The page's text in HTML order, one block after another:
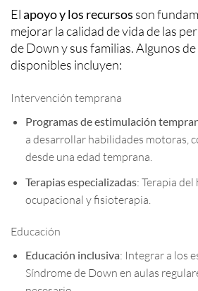
Elapoyo y los recursos son
mejorar la calidad de vida de las
de Down y sus familias. Algunos
disponibles incluyen:
Intervención temprana
Programas de estimulación
a desarrollar habilidades motoras,
desde una edad temprana.
Terapias especializadas: Terapia
ocupacional y fisioterapia.
Educación
Educación inclusiva: Integrar a los
Síndrome de Down en aulas